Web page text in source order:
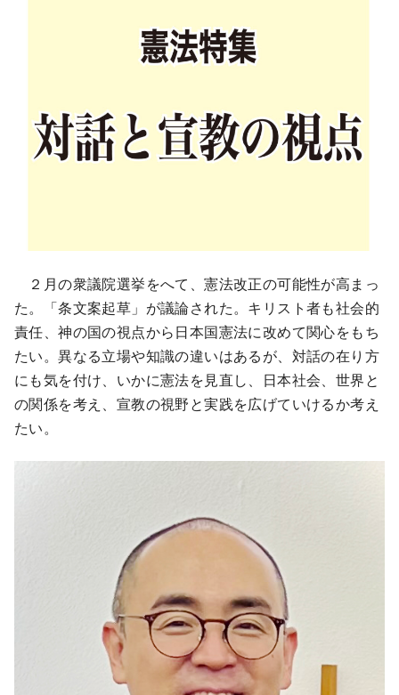
２月の衆議院選挙をへて、憲法改正の可能性が高まっ
た。「条文案起草」が議論された。キリスト者も社会的
責任、神の国の視点から日本国憲法に改めて関心をもち
たい。異なる立場や知識の違いはあるが、対話の在り方
にも気を付け、いかに憲法を見直し、日本社会、世界と
の関係を考え、宣教の視野と実践を広げていけるか考え
たい。